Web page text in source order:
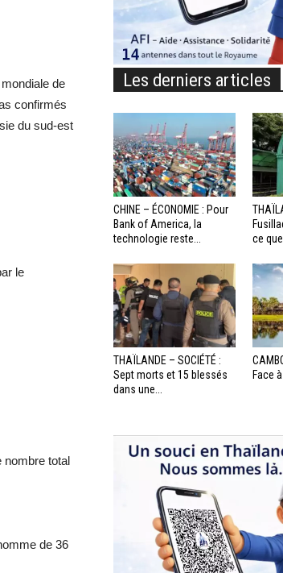
de
confirmés
du sud-est
le
nombre total
de 36
Les derniers articles
CHINE – ÉCONOMIE : Pour
Bank of America, la
technologie reste...
ce
THAÏLANDE – SOCIÉTÉ :
Sept morts et 15 blessés
dans une...
Face